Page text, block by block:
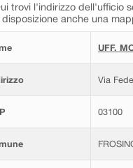
trovi l'indirizzo dell'ufficio
disposizione anche una
UFF.
Via
03100